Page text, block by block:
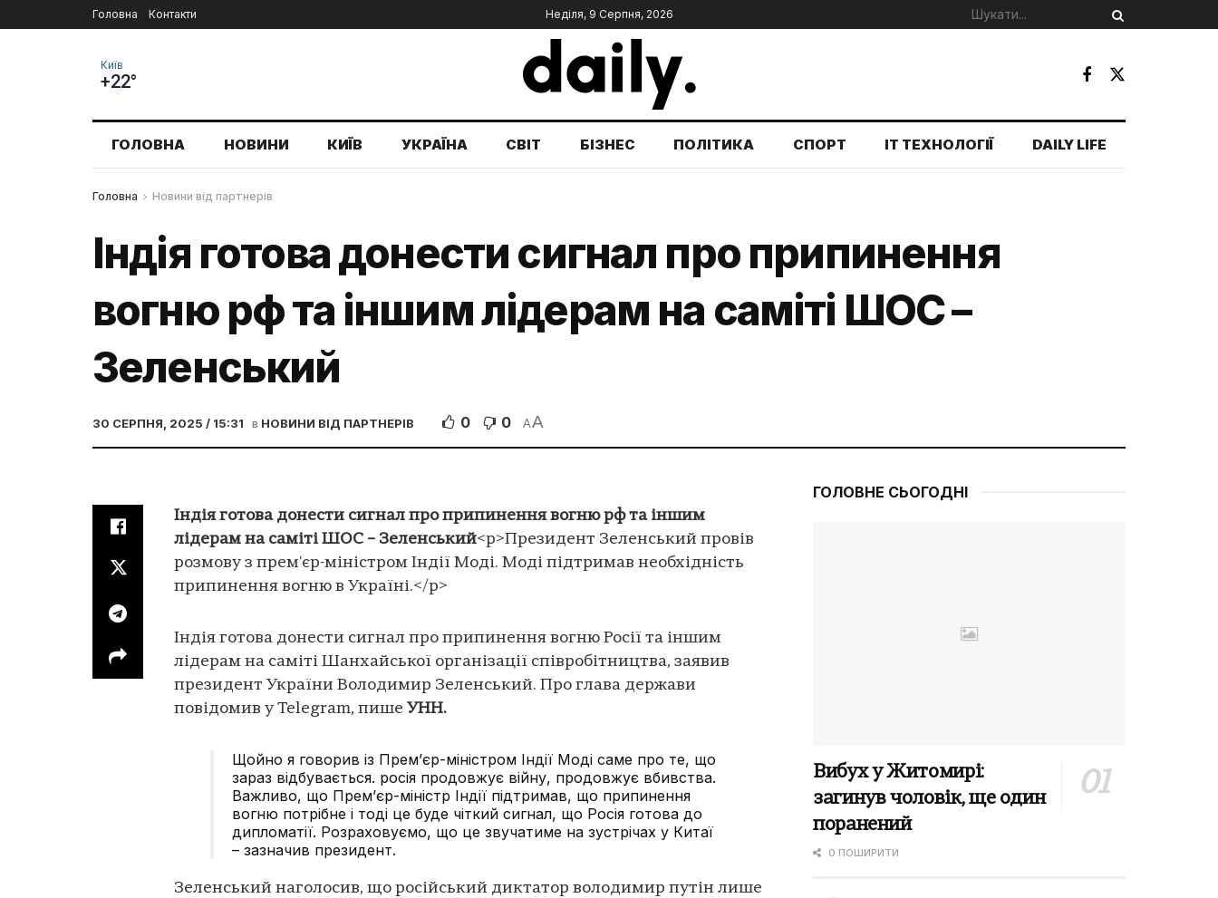
Головна Контакти Неділя, 9 Серпня, 2026
Київ
+22°
ГОЛОВНА НОВИНИ КИЇВ УКРАЇНА СВІТ БІЗНЕС ПОЛІТИКА СПОРТ IT ТЕХНОЛОГІЇ DAILY LIFE
Головна Новини від партнерів
Індія готова донести сигнал про припинення
вогню рф та іншим лідерам на саміті ШОС –
Зеленський
30 СЕРПНЯ, 2025 / 15:31 в НОВИНИ ВІД ПАРТНЕРІВ 0 0 AA
Індія готова донести сигнал про припинення вогню рф та іншим
лідерам на саміті ШОС – Зеленський<p>Президент Зеленський провів
розмову з прем'єр-міністром Індії Моді. Моді підтримав необхідність
припинення вогню в Україні.</p>
Індія готова донести сигнал про припинення вогню Росії та іншим
лідерам на саміті Шанхайської організації співробітництва, заявив
президент України Володимир Зеленський. Про глава держави
повідомив у Telegram, пише УНН.
Щойно я говорив із Премʼєр-міністром Індії Моді саме про те, що
зараз відбувається. росія продовжує війну, продовжує вбивства.
Важливо, що Премʼєр-міністр Індії підтримав, що припинення
вогню потрібне і тоді це буде чіткий сигнал, що Росія готова до
дипломатії. Розраховуємо, що це звучатиме на зустрічах у Китаї
– зазначив президент.
Зеленський наголосив, що російський диктатор володимир путін лише
ГОЛОВНЕ СЬОГОДНІ
Вибух у Житомирі:
загинув чоловік, ще один
поранений
0 ПОШИРИТИ